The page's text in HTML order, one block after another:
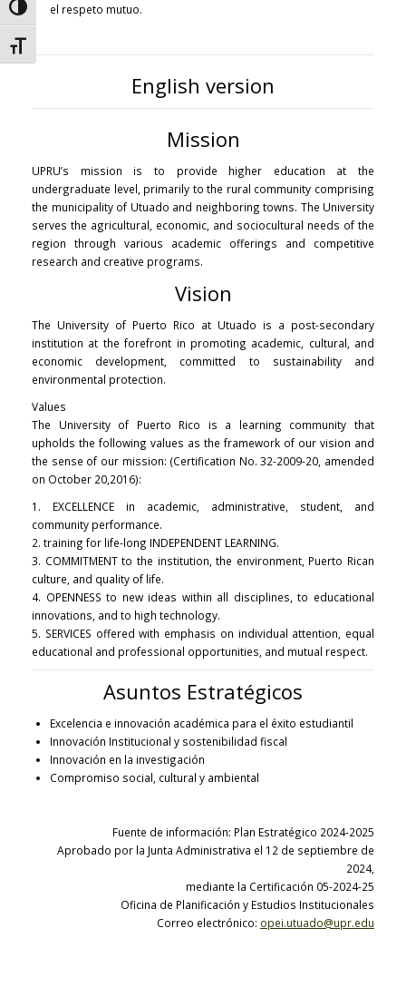
Alternar alto contraste
Alternar tamaño de letra
el respeto mutuo.
English version
Mission
UPRU’s mission is to provide higher education at the
undergraduate level, primarily to the rural community comprising
the municipality of Utuado and neighboring towns. The University
serves the agricultural, economic, and sociocultural needs of the
region through various academic offerings and competitive
research and creative programs.
Vision
The University of Puerto Rico at Utuado is a post-secondary
institution at the forefront in promoting academic, cultural, and
economic development, committed to sustainability and
environmental protection.
Values
The University of Puerto Rico is a learning community that
upholds the following values as the framework of our vision and
the sense of our mission: (Certification No. 32-2009-20, amended
on October 20,2016):
1. EXCELLENCE in academic, administrative, student, and
community performance.
2. training for life-long INDEPENDENT LEARNING.
3. COMMITMENT to the institution, the environment, Puerto Rican
culture, and quality of life.
4. OPENNESS to new ideas within all disciplines, to educational
innovations, and to high technology.
5. SERVICES offered with emphasis on individual attention, equal
educational and professional opportunities, and mutual respect.
Asuntos Estratégicos
Excelencia e innovación académica para el éxito estudiantil
Innovación Institucional y sostenibilidad fiscal
Innovación en la investigación
Compromiso social, cultural y ambiental
Fuente de información: Plan Estratégico 2024-2025
Aprobado por la Junta Administrativa el 12 de septiembre de
2024,
mediante la Certificación 05-2024-25
Oficina de Planificación y Estudios Institucionales
Correo electrónico: opei.utuado@upr.edu